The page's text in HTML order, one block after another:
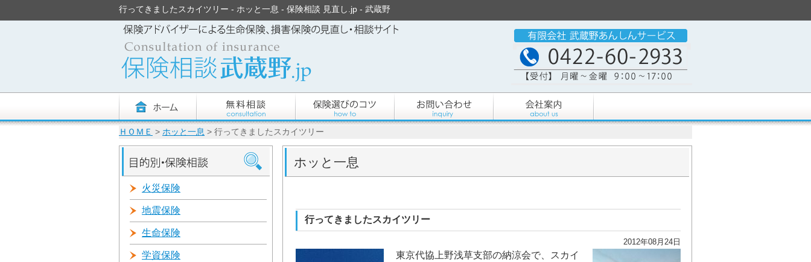
行ってきましたスカイツリー - ホッと一息 - 保険相談 見直し.jp - 武蔵野
ＨＯＭＥ > ホッと一息 > 行ってきましたスカイツリー
ホッと一息
行ってきましたスカイツリー
2012年08月24日
東京代協上野浅草支部の納涼会で、スカイ
火災保険
地震保険
生命保険
学資保険